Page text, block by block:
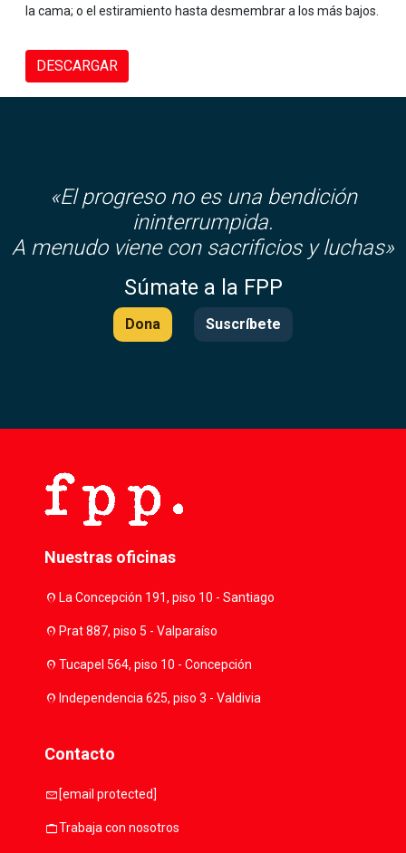
la cama; o el estiramiento hasta desmembrar a los más bajos.
DESCARGAR
«El progreso no es una bendición
ininterrumpida.
A menudo viene con sacrificios y luchas»
Súmate a la FPP
Dona Suscríbete
Nuestras oficinas
location_onLa Concepción 191, piso 10 - Santiago
location_onPrat 887, piso 5 - Valparaíso
location_onTucapel 564, piso 10 - Concepción
location_onIndependencia 625, piso 3 - Valdivia
Contacto
mail [email protected]
workTrabaja con nosotros